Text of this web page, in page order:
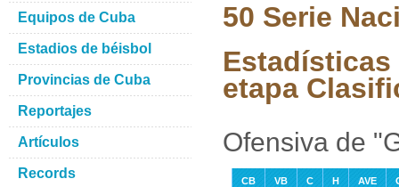
50 Serie
etapa
Ofensiva de
CB VB C H AVE
Equipos de Cuba
Estadios de béisbol
Provincias de Cuba
Reportajes
Artículos
Records